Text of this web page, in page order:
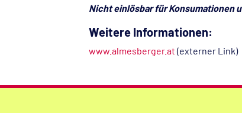
Nicht einlösbar für Konsumationen
Weitere Informationen:
www.almesberger.at (externer Link)